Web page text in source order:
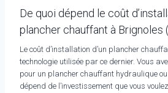
De quoi dépend le coût
plancher chauffant à Brignoles
Le coût d’installation d’un plancher
technologie utilisée par ce dernier. Vous
pour un plancher chauffant hydraulique
dépend de l’investissement que vous